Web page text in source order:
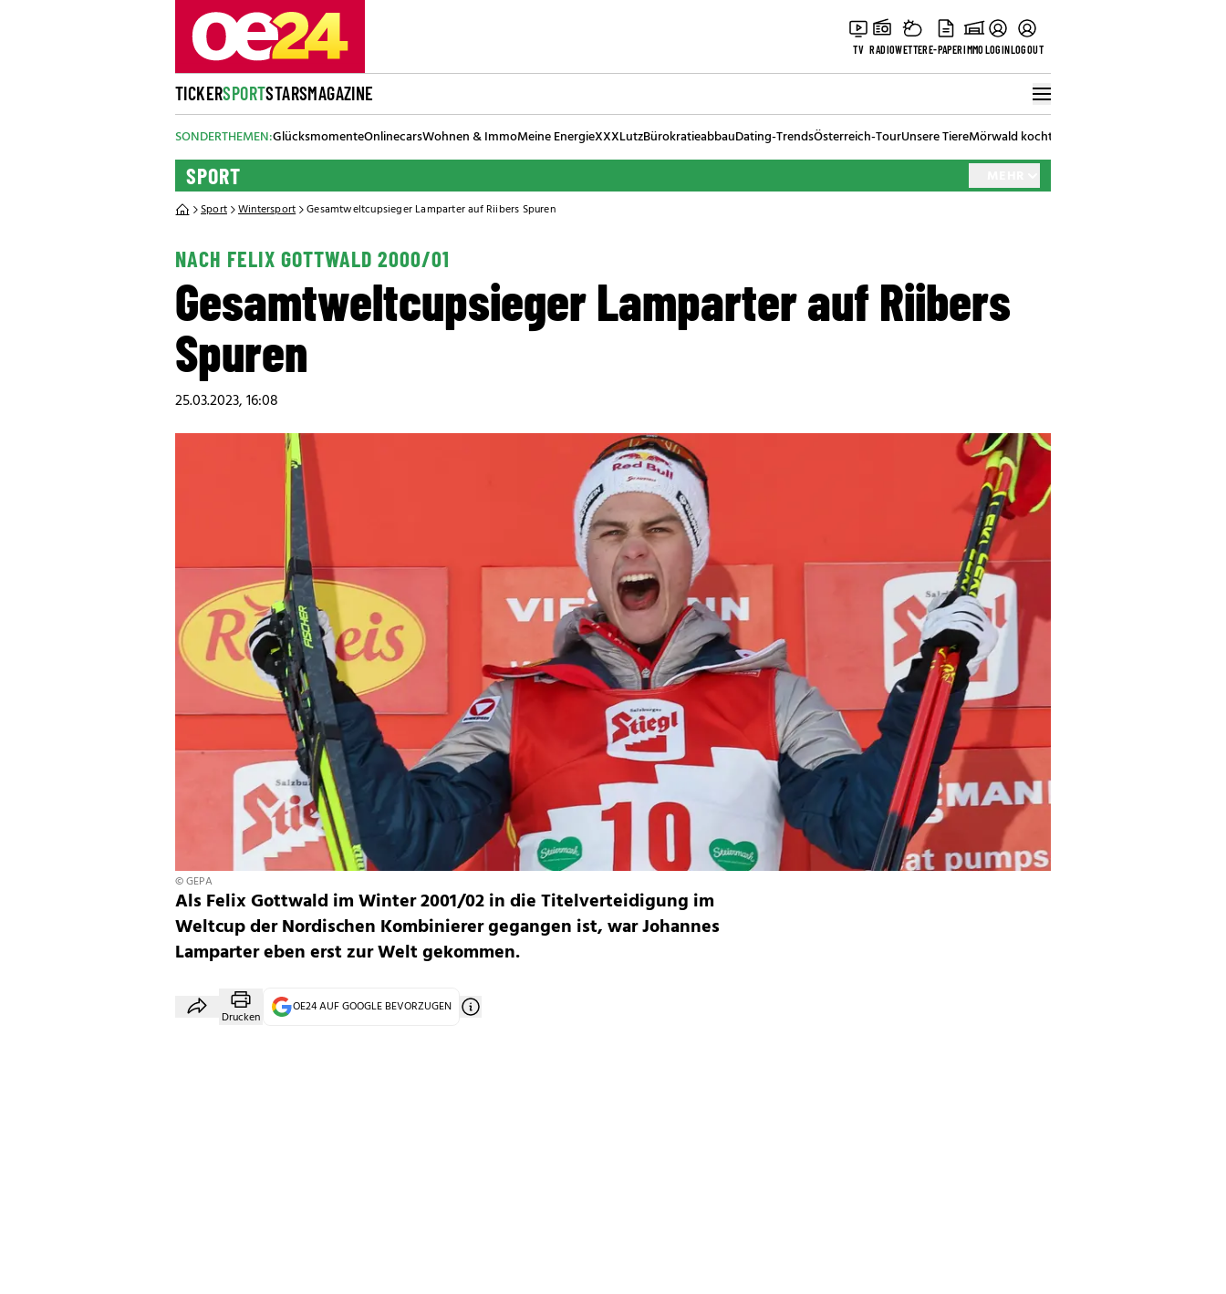
TV RADIOWETTERE-PAPERIMMOLOGINLOGOUT
TICKERSPORTSTARSMAGAZINE
SONDERTHEMEN:GlücksmomenteOnlinecarsWohnen & ImmoMeine EnergieXXXLutzBürokratieabbauDating-TrendsÖsterreich-TourUnsere TiereMörwald kocht
SPORT
Sport Wintersport Gesamtweltcupsieger Lamparter auf Riibers Spuren
NACH FELIX GOTTWALD 2000/01
Gesamtweltcupsieger Lamparter auf Riibers
Spuren
25.03.2023, 16:08
© GEPA
Als Felix Gottwald im Winter 2001/02 in die Titelverteidigung im
Weltcup der Nordischen Kombinierer gegangen ist, war Johannes
Lamparter eben erst zur Welt gekommen.
Drucken
OE24 AUF GOOGLE BEVORZUGEN